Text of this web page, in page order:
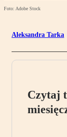
Foto: Adobe Stock
Aleksandra Tarka
Czytaj